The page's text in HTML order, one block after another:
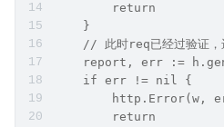
        return
    }
// 此时req已经过验证，
report, err :=
    if err != nil {
http.Error(w,
        return